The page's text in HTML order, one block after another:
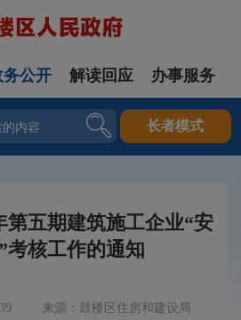
登录
务公开 解读回应 办事服务
长者模式
第五期建筑施工企业“安
考核工作的通知
来源：鼓楼区住房和建设局